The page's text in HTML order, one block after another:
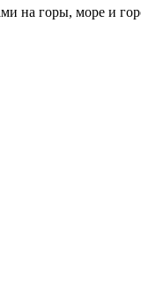
на горы, море и